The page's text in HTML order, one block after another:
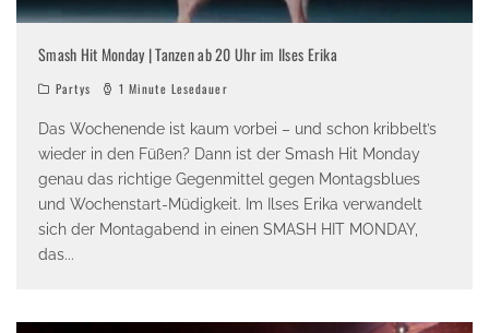
Smash Hit Monday | Tanzen ab 20 Uhr im Ilses Erika
Partys 1 Minute Lesedauer
Das Wochenende ist kaum vorbei – und schon kribbelt’s
wieder in den Füßen? Dann ist der Smash Hit Monday
genau das richtige Gegenmittel gegen Montagsblues
und Wochenstart-Müdigkeit. Im Ilses Erika verwandelt
sich der Montagabend in einen SMASH HIT MONDAY,
das...